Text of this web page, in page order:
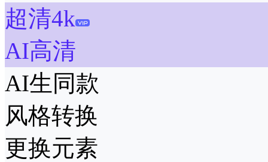
超清4k
AI高清
AI生同款
风格转换
更换元素